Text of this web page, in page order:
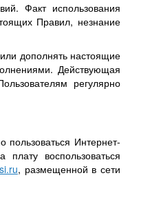
Факт использования
Правил, незнание
дополнять настоящие
Действующая
регулярно
пользоваться Интернет-
воспользоваться
, размещенной в сети